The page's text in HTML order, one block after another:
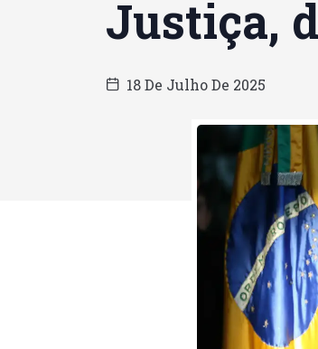
Justiça,
18 De Julho De 2025